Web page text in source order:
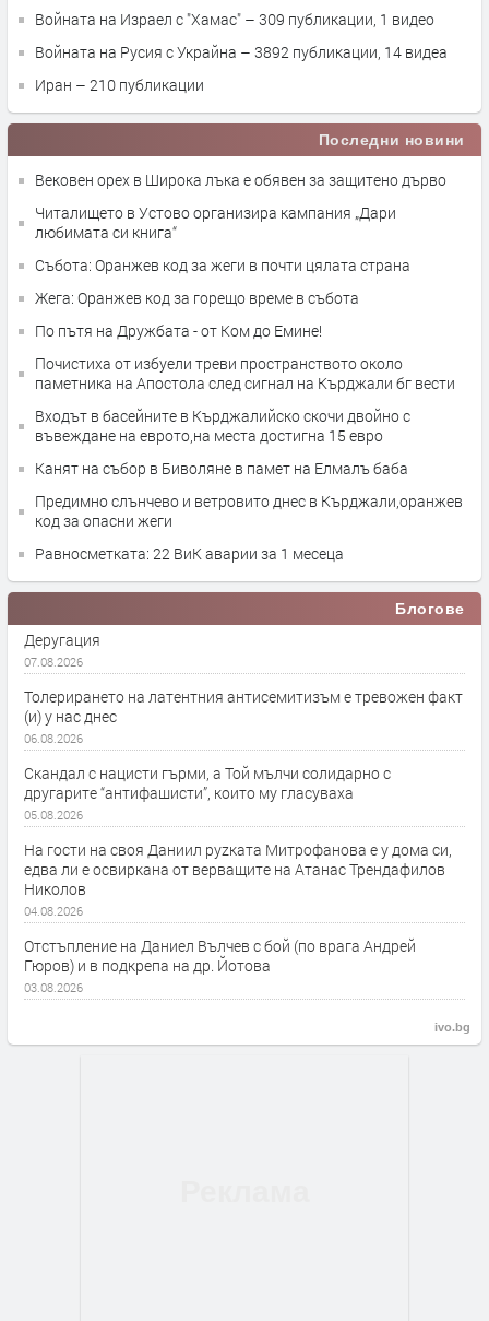
Войната на Израел с "Хамас"
– 309 публикации, 1 видео
Войната на Русия с Украйна
– 3892 публикации, 14 видеа
Иран
– 210 публикации
Последни новини
Вековен орех в Широка лъка е обявен за защитено дърво
Читалището в Устово организира кампания „Дари
любимата си книга“
Събота: Оранжев код за жеги в почти цялата страна
Жега: Оранжев код за горещо време в събота
По пътя на Дружбата - от Ком до Емине!
Почистиха от избуели треви пространството около
паметника на Апостола след сигнал на Кърджали бг вести
Входът в басейните в Кърджалийско скочи двойно с
въвеждане на еврото,на места достигна 15 евро
Канят на събор в Биволяне в памет на Елмалъ баба
Предимно слънчево и ветровито днес в Кърджали,оранжев
код за опасни жеги
Равносметката: 22 ВиК аварии за 1 месеца
Блогове
Деругация
07.08.2026
Толерирането на латентния антисемитизъм е тревожен факт
(и) у нас днес
06.08.2026
Скандал с нацисти гърми, а Той мълчи солидарно с
другарите “антифашисти”, които му гласуваха
05.08.2026
На гости на своя Даниил руzката Митрофанова е у дома си,
едва ли е освиркана от верващите на Атанас Трендафилов
Николов
04.08.2026
Отстъпление на Даниел Вълчев с бой (по врага Андрей
Гюров) и в подкрепа на др. Йотова
03.08.2026
ivo.bg